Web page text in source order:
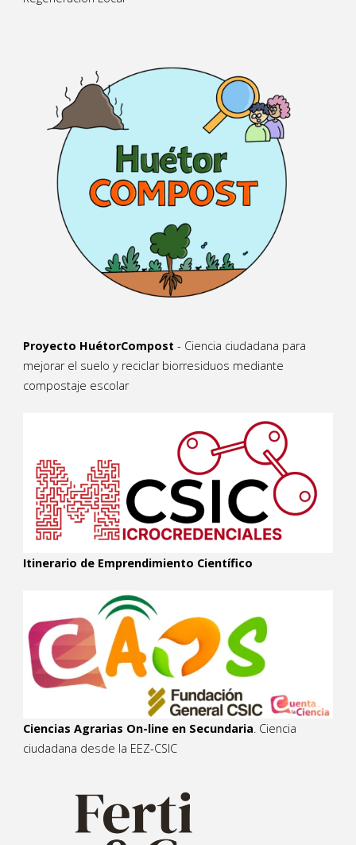
Proyecto HuétorCompost - Ciencia ciudadana para
mejorar el suelo y reciclar biorresiduos mediante
compostaje escolar
Itinerario de Emprendimiento Científico
Ciencias Agrarias On-line en Secundaria. Ciencia
ciudadana desde la EEZ-CSIC